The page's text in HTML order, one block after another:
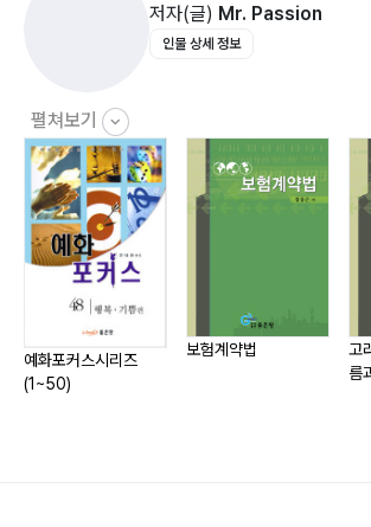
따라서 부자가 되는 것이 가장 필요하고
수동적 수입의 종류에는 여러 가지가 존재
물질은 수동적 수입에서 비롯되도록 해
육체를 사용하는 근로수입에는 분명한
때문이다.
아무리 뛰어난 의사라도 동시에 2명 이상
없는 법이다.
‘리치트랙-부자 바이블 시리즈’는 수동
한다.
153 _ 추운 겨울을 보낸 나무들이 더 아
155 _ 무조건 시작하자
156 _ 미래를 보면서 현재의 일을 생각
157 _ 소속
158 _ 목표는 어려울수록 투지가 샘솟게
159 _ 사건이 아닌 해석이 행복을 결정한
160 _ 생각 업그레이드
161 _ 스마트? No! 바보가 돼라
162 _ 젊음과 늙음을 구분하는 법
163 _ 가장 먼 여행
저자(글) Mr. Passion
인물 상세 정보
펼쳐보기
예화포커스시리즈
(1~50)
보험계약법
고
름